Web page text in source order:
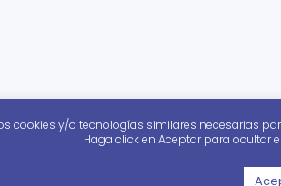
cookies y/o tecnologías similares necesarias
Haga click en Aceptar para ocultar